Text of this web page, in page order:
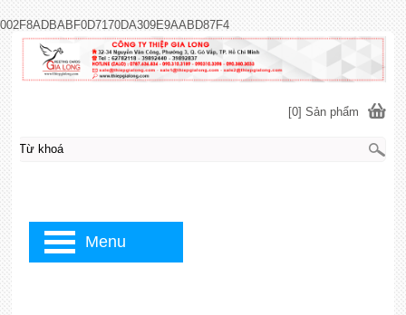
002F8ADBABF0D7170DA309E9AABD87F4
[0] Sản phẩm
Menu